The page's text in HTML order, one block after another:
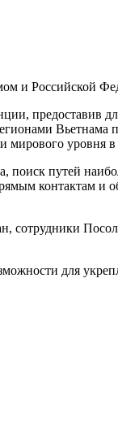
и Российской
предоставив
мирового
поиск путей
контактам и
сотрудники
для